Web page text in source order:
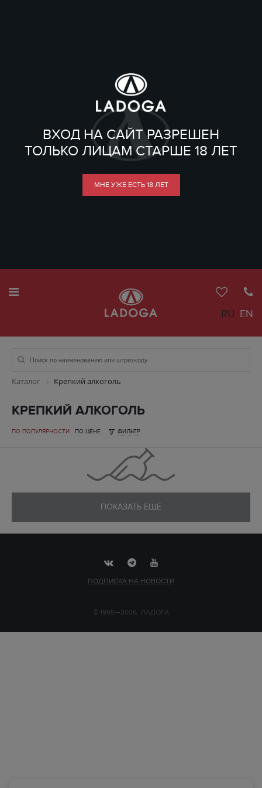
ВХОД НА САЙТ РАЗРЕШЕН
ТОЛЬКО ЛИЦАМ СТАРШЕ 18 ЛЕТ
МНЕ УЖЕ ЕСТЬ 18 ЛЕТ
RU EN
Каталог Крепкий алкоголь
КРЕПКИЙ АЛКОГОЛЬ
ПО ПОПУЛЯРНОСТИ ПО ЦЕНЕ ФИЛЬТР
ПОКАЗАТЬ ЕЩЕ
ПОДПИСКА НА НОВОСТИ
© 1995—2026, ЛАДОГА